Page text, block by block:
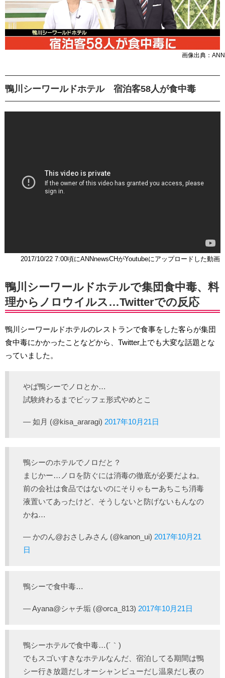
画像出典：ANN
鴨川シーワールドホテル 宿泊客58人が食中毒
2017/10/22 7:00頃にANNnewsCHがYoutubeにアップロードした動画
鴨川シーワールドホテルで集団食中毒、料
理からノロウイルス…Twitterでの反応
鴨川シーワールドホテルのレストランで食事をした客らが集団
食中毒にかかったことなどから、Twitter上でも大変な話題とな
っていました。
やば鴨シーでノロとか…
試験終わるまでビッフェ形式やめとこ
— 如月 (@kisa_araragi) 2017年10月21日
鴨シーのホテルでノロだと？
まじかー…ノロを防ぐには消毒の徹底が必要だよね。
前の会社は食品ではないのにそりゃもーあちこち消毒
液置いてあったけど、そうしないと防げないもんなの
かね…
— かのん@おさしみさん (@kanon_ui) 2017年10月21
日
鴨シーで食中毒…
— Ayana@シャチ垢 (@orca_813) 2017年10月21日
鴨シーホテルで食中毒…(´｀)
でもスゴいすきなホテルなんだ、宿泊してる期間は鴨
シー行き放題だしオーシャンビューだし温泉だし夜の